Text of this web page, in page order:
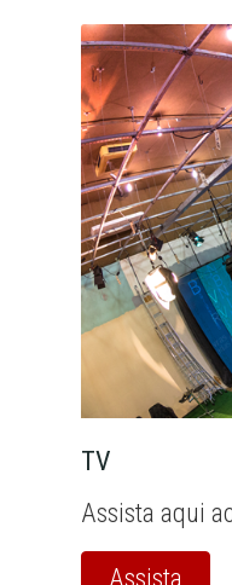
TV
Assista aqui
Assista